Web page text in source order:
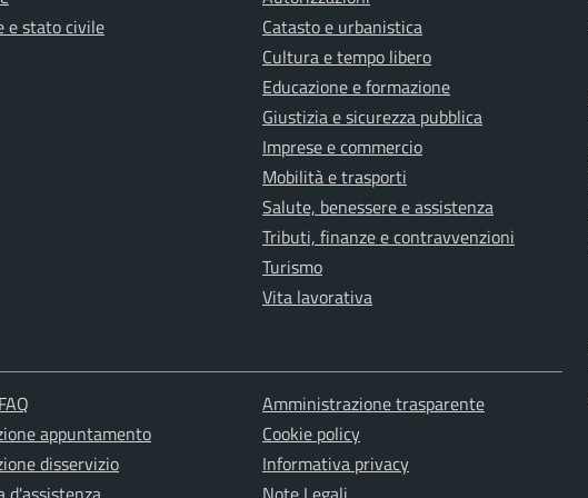
e stato civile
Catasto e urbanistica
Cultura e tempo libero
Educazione e formazione
Giustizia e sicurezza pubblica
Imprese e commercio
Mobilità e trasporti
Salute, benessere e assistenza
Tributi, finanze e contravvenzioni
Turismo
Vita lavorativa
appuntamento
disservizio
Amministrazione trasparente
Cookie policy
Informativa privacy